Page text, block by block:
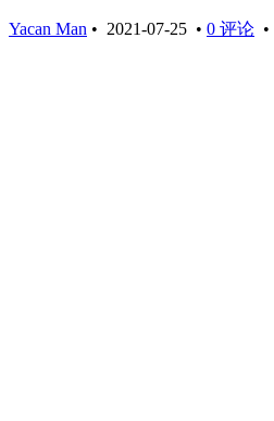
Yacan Man • 2021-07-25 • 0 评论 •